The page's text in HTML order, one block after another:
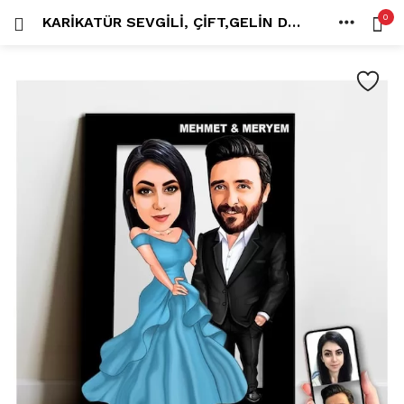
KARIKATÜR SEVGILI, ÇIFT,GELIN DAMAT, EVLI TABLO HEDIYE MODEL-8 0
Beni hatırla
Şifremi mi kaybettim?
ANLORD (6)
BAYİLİK (1)
HİLALİN RENKLİ DÜNYASI (0)
MK FOTO (1)
Kampanyalı Ürünler (13)
Karikatür Anahtarlık (14)
Karikatür Erkek Anahtarlık (14)
Karikatür Biblo (289)
Karikatür Aile Biblo (2)
Karikatür Erkek Biblo (127)
Karikatür Kadın Biblo (71)
Karikatür Sevgili Biblo (89)